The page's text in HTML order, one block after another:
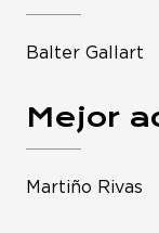
Balter Gallart
Mejor
Martiño Rivas